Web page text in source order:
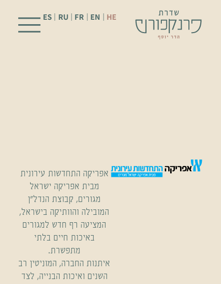
HE
EN
FR
RU
ES
אפריקה התחדשות עירונית
מבית אפריקה ישראל
מגורים, קבוצת הנדל"ן
המובילה והוותיקה בישראל,
המציעה רף חדש למגורים
באיכות חיים בלתי
מתפשרת.
איתנות החברה, המוניטין רב
השנים ואיכות הבנייה, לצד